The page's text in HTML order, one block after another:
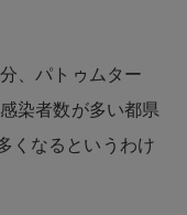
、パトゥムター
染者数が多い都県
くなるというわけ